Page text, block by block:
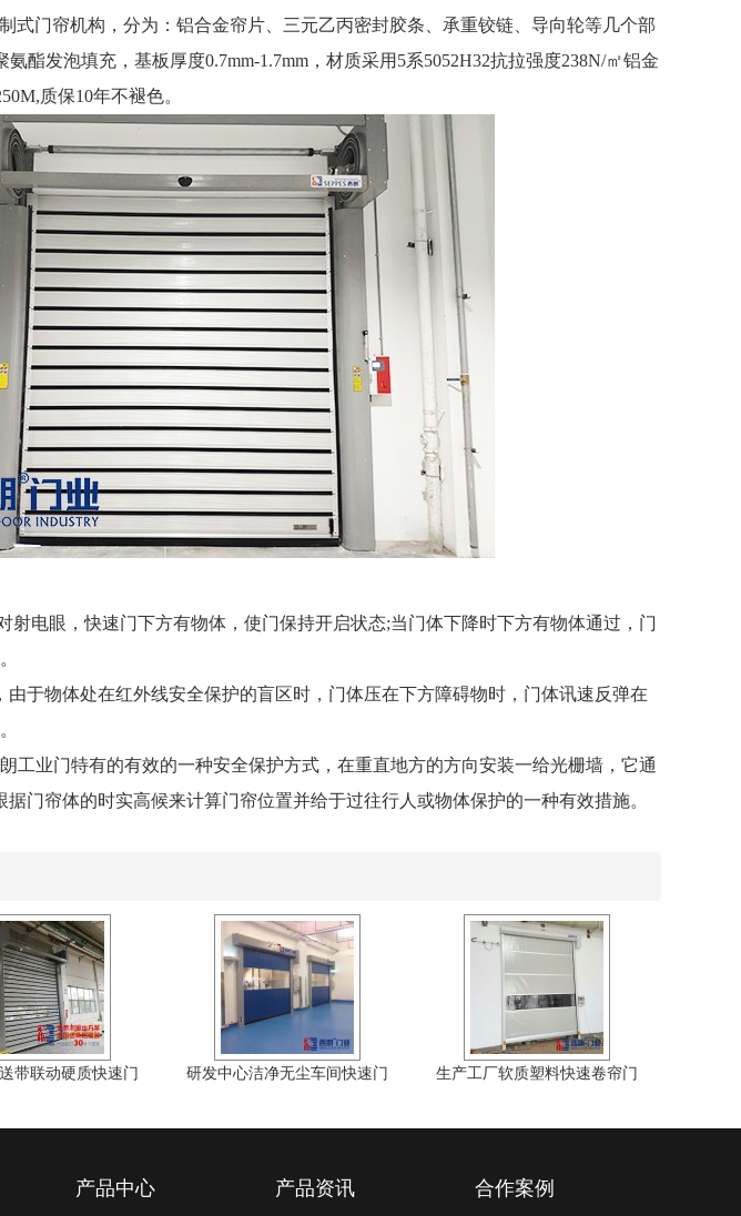
式门帘机构，分为：铝合金帘片、三元乙丙密封胶条、承重铰链、导向轮等几个部
酯发泡填充，基板厚度0.7mm-1.7mm，材质采用5系5052H32抗拉强度238N/㎡铝金
质保10年不褪色。
电眼，快速门下方有物体，使门保持开启状态;当门体下降时下方有物体通过，门
物体处在红外线安全保护的盲区时，门体压在下方障碍物时，门体讯速反弹在
业门特有的有效的一种安全保护方式，在重直地方的方向安装一给光栅墙，它通
门帘体的时实高候来计算门帘位置并给于过往行人或物体保护的一种有效措施。
带联动硬质快速门 研发中心洁净无尘车间快速门 生产工厂软质塑料快速卷帘门
产品中心 产品资讯 合作案例